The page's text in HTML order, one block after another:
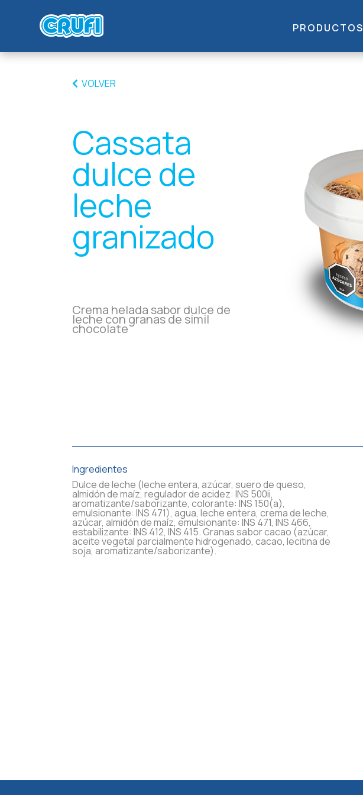
PRODUCTOS
VOLVER
Cassata
dulce de
leche
granizado
Crema helada sabor dulce de
leche con granas de simil
chocolate
Ingredientes
Dulce de leche (leche entera, azúcar, suero de queso,
almidón de maíz, regulador de acidez: INS 500ii,
aromatizante/saborizante, colorante: INS 150(a),
emulsionante: INS 471), agua, leche entera, crema de leche,
azúcar, almidón de maíz, emulsionante: INS 471, INS 466,
estabilizante: INS 412, INS 415. Granas sabor cacao (azúcar,
aceite vegetal parcialmente hidrogenado, cacao, lecitina de
soja, aromatizante/saborizante).